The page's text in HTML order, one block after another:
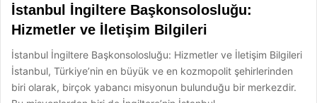
İstanbul İngiltere Başkonsolosluğu:
Hizmetler ve İletişim Bilgileri
İstanbul İngiltere Başkonsolosluğu: Hizmetler ve İletişim Bilgileri
İstanbul, Türkiye’nin en büyük ve en kozmopolit şehirlerinden
biri olarak, birçok yabancı misyonun bulunduğu bir merkezdir.